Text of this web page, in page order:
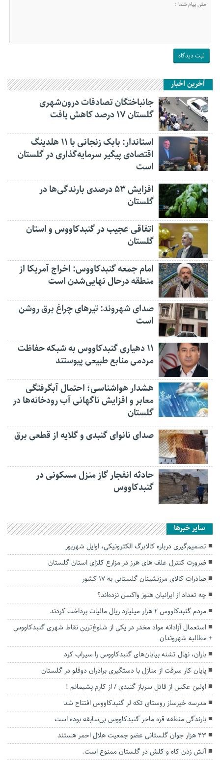
آخرین اخبار
جانباختگان تصادفات درون‌شهری
گلستان ۱۷ درصد کاهش یافت
استاندار: بابک زنجانی با ۱۱ هلدینگ
اقتصادی پیگیر سرمایه‌گذاری در گلستان
است
افزایش ۵۳ درصدی بارندگی‌ها در
گلستان
اتفاقی عجیب در‌ گنبدکاووس و استان
گلستان
امام جمعه گنبدکاووس: اخراج آمریکا از
منطقه درحال نهایی‌شدن است
صدای شهروند: تیرهای چراغ برق روشن
است
۱۱ دهیاری گنبدکاووس به شبکه حفاظت
مردمی منابع طبیعی پیوستند
هشدار هواشناسی؛ احتمال آبگرفتگی
معابر و افزایش ناگهانی آب رودخانه‌ها در
گلستان
صدای نانوای گنبدی و گلایه از قطعی برق
حادثه انفجار گاز منزل مسکونی در
گنبدکاووس
سایر خبرها
تصمیم‌گیری درباره کالابرگ الکترونیکی، اوایل شهریور
ضرورت کنترل علف های هرز در مزارع کلزای استان گلستان
صادرات کالای مرزنشینان گلستانی به ۱۷ کشور
چه تعداد از ایرانیان هنوز واکسن نزده‌اند؟
مردم گنبدکاووس ۲ هزار میلیارد ریال مالیات پرداخت کردند
استعمال آزادانه مواد مخدر در یکی از شلوغ‌ترین نقاط شهری گنبدکاووس
+ مطالبه شهروندان
باران، نهال تشنه بیابان‌های گنبدکاووس را سیراب کرد
پایان کار سرقت از منازل با دستگیری برادران دوقلو در گلستان
اولین عکس از قاتل سرباز گنبدی / از کارم پشیمانم !
مدرسه خیرساز روستای تکه لر گنبدکاووس افتتاح شد
بارندگی منطقه قره ماخر گنبدکاووس بی‌سابقه بوده است
۴۳ هزار جوان گلستانی عضو جمعیت هلال احمر هستند
آتش زدن کاه و کلش در گلستان ممنوع است.